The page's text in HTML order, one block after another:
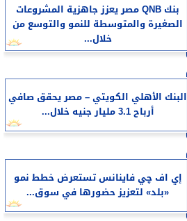
بنك QNB مصر يعزز جاهزية المشروعات
الصغيرة والمتوسطة للنمو والتوسع من
خلال...
البنك الأهلي الكويتي – مصر يحقق صافي
أرباح 3.1 مليار جنيه خلال...
إي اف چي فاينانس تستعرض خطط نمو
«بلد» لتعزيز حضورها في سوق...